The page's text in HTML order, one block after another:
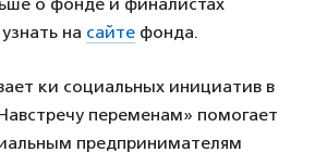
на сайте фонда.
ки социальных инициатив в
переменам» помогает
предпринимателям